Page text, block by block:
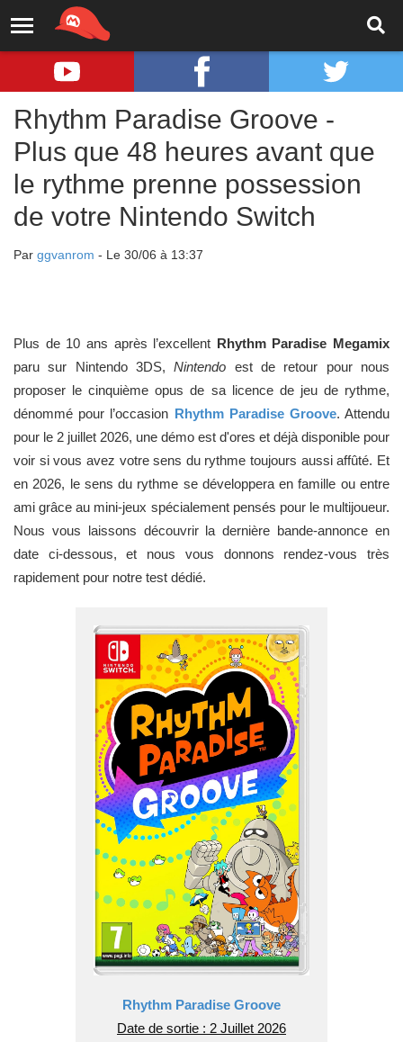
Rhythm Paradise Groove -
Plus que 48 heures avant que
le rythme prenne possession
de votre Nintendo Switch
Par ggvanrom - Le 30/06 à 13:37
Plus de 10 ans après l’excellent Rhythm Paradise Megamix
paru sur Nintendo 3DS,Nintendo est de retour pour nous
proposer le cinquième opus de sa licence de jeu de rythme,
dénommé pour l’occasion Rhythm Paradise Groove. Attendu
pour le 2 juillet 2026, une démo est d'ores et déjà disponible pour
voir si vous avez votre sens du rythme toujours aussi affûté. Et
en 2026, le sens du rythme se développera en famille ou entre
ami grâce au mini-jeux spécialement pensés pour le multijoueur.
Nous vous laissons découvrir la dernière bande-annonce en
date ci-dessous, et nous vous donnons rendez-vous très
rapidement pour notre test dédié.
Rhythm Paradise Groove
Date de sortie : 2 Juillet 2026